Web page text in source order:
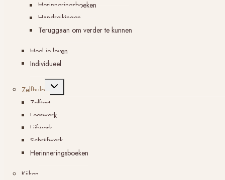
Herinneringsboeken
Handreikingen
Teruggaan om verder te kunnen
Heel je leven
Individueel
Zelfhulp
Toggle
Zelftest
Leeswerk
Lijfwerk
Schrijfwerk
Herinneringsboeken
Kijken